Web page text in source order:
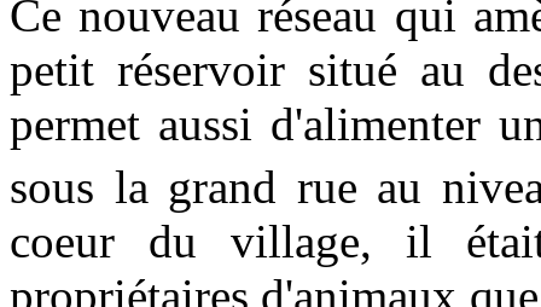
Ce nouveau réseau qui
petit réservoir situé au
permet aussi d'alimenter
sous la grand rue au
coeur du village, il
propriétaires d'animaux